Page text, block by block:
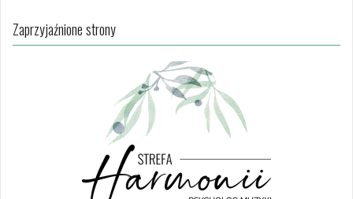
Zaprzyjaźnione strony